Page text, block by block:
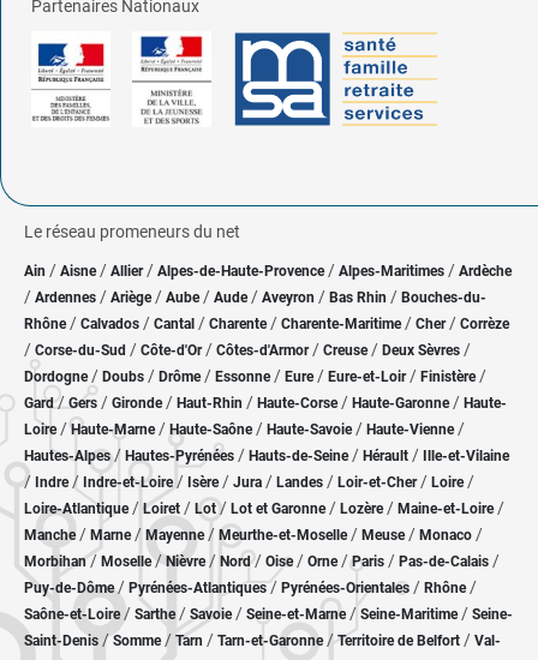
Partenaires Nationaux
Le réseau promeneurs du net
Ain / Aisne/ Allier/ Alpes-de-Haute-Provence / Alpes-Maritimes / Ardèche
/ Ardennes / Ariège/ Aube/ Aude / Aveyron / Bas Rhin / Bouches-du-
Rhône/ Calvados / Cantal / Charente / Charente-Maritime/ Cher / Corrèze
/ Corse-du-Sud / Côte-d'Or / Côtes-d'Armor/ Creuse/ Deux Sèvres /
Dordogne/ Doubs / Drôme/ Essonne / Eure/ Eure-et-Loir / Finistère/
Gard/ Gers / Gironde/ Haut-Rhin / Haute-Corse/ Haute-Garonne/ Haute-
Loire/Haute-Marne/ Haute-Saône/ Haute-Savoie/ Haute-Vienne/
Hautes-Alpes/ Hautes-Pyrénées / Hauts-de-Seine/ Hérault / Ille-et-Vilaine
/ Indre/ Indre-et-Loire/ Isère/ Jura / Landes / Loir-et-Cher/ Loire/
Loire-Atlantique/ Loiret / Lot/ Lot et Garonne/ Lozère / Maine-et-Loire/
Manche/ Marne/ Mayenne/ Meurthe-et-Moselle/ Meuse/ Monaco /
Morbihan/ Moselle/ Nièvre / Nord/ Oise / Orne/Paris / Pas-de-Calais /
Puy-de-Dôme/ Pyrénées-Atlantiques / Pyrénées-Orientales / Rhône/
Saône-et-Loire/ Sarthe/ Savoie/ Seine-et-Marne/ Seine-Maritime/ Seine-
Saint-Denis /Somme/ Tarn / Tarn-et-Garonne/Territoire de Belfort / Val-